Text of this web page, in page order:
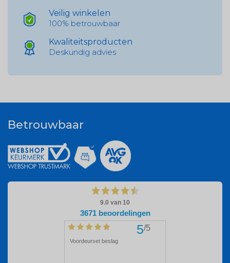
Veilig winkelen
100% betrouwbaar
Kwaliteitsproducten
Deskundig advies
Betrouwbaar